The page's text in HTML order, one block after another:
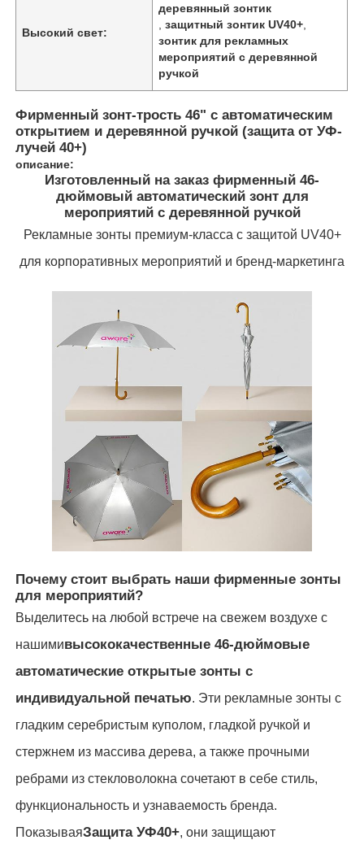
Главная страница
Продукция
О Компании
Наша фабрика
контроль качества
контактные данные
Высокий свет:
деревянный зонтик
,защитный зонтик UV40+
зонтик для рекламных
мероприятий с деревянной
ручкой
Фирменный зонт-трость 46" с автоматическим
открытием и деревянной ручкой (защита от УФ-
лучей 40+)
описание:
Изготовленный на заказ фирменный 46-
дюймовый автоматический зонт для
мероприятий с деревянной ручкой
Рекламные зонты премиум-класса с защитой UV40+
для корпоративных мероприятий и бренд-маркетинга
Почему стоит выбрать наши фирменные зонты
для мероприятий?
Выделитесь на любой встрече на свежем воздухе с
нашимивысококачественные 46-дюймовые
автоматические открытые зонты с
индивидуальной печатью. Эти рекламные зонты с
гладким серебристым куполом, гладкой ручкой и
стержнем из массива дерева, а также прочными
ребрами из стекловолокна сочетают в себе стиль,
функциональность и узнаваемость бренда.
ПоказываяЗащита УФ40+, они защищают